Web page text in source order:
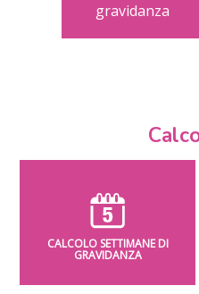
gravidanza
CALCOLO SETTIMANE DI
GRAVIDANZA